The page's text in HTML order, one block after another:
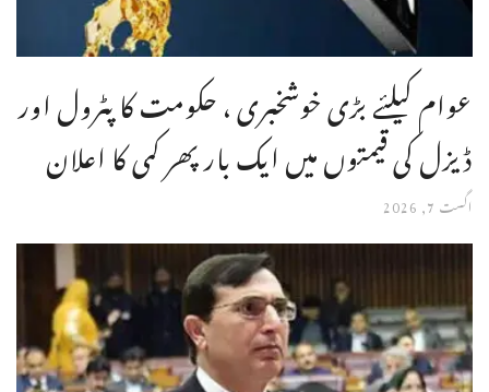
عوام کیلئے بڑی خوشخبری ، حکومت کا پٹرول اور
ڈیزل کی قیمتوں میں ایک بار پھر کمی کا اعلان
اگست 7, 2026